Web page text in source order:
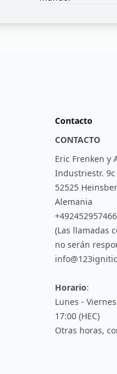
Contacto
CONTACTO
Eric Frenken y
Industriestr. 9c
52525
Alemania
(Las llamadas
no serán
Horario:
Lunes -
17:00 (HEC)
Otras horas,